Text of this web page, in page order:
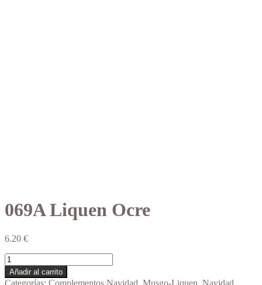
069A Liquen Ocre
6.20 €
069A
Liquen
Ocre
Añadir al carrito
Categorías: Complementos Navidad, Musgo-Liquen, Navidad,